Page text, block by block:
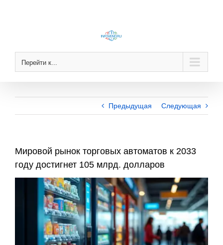
Перейти к...
Предыдущая Следующая
Мировой рынок торговых автоматов к 2033
году достигнет 105 млрд. долларов